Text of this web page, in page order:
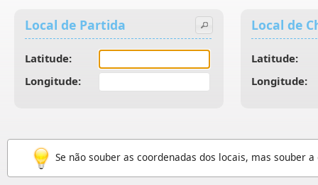
Local de Partida
Latitude:
Longitude:
Local de
Latitude:
Longitude:
Se não souber as coordenadas dos locais, mas souber